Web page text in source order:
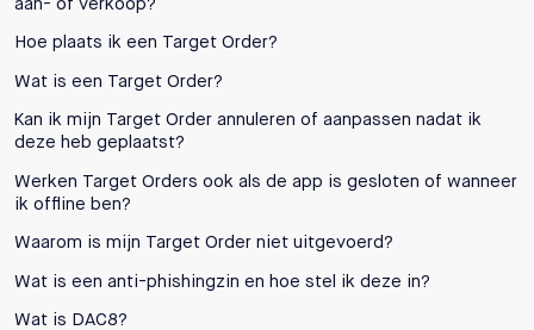
aan- of verkoop?
Hoe plaats ik een Target Order?
Wat is een Target Order?
Kan ik mijn Target Order annuleren of aanpassen nadat ik
deze heb geplaatst?
Werken Target Orders ook als de app is gesloten of wanneer
ik offline ben?
Waarom is mijn Target Order niet uitgevoerd?
Wat is een anti-phishingzin en hoe stel ik deze in?
Wat is DAC8?